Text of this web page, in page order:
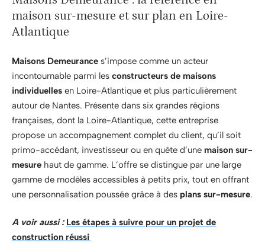
maison sur-mesure et sur plan en Loire-
Atlantique
Maisons Demeurance s’impose comme un acteur
incontournable parmi les constructeurs de maisons
individuelles en Loire-Atlantique et plus particulièrement
autour de Nantes. Présente dans six grandes régions
françaises, dont la Loire-Atlantique, cette entreprise
propose un accompagnement complet du client, qu’il soit
primo-accédant, investisseur ou en quête d’une maison sur-
mesure haut de gamme. L’offre se distingue par une large
gamme de modèles accessibles à petits prix, tout en offrant
une personnalisation poussée grâce à des plans sur-mesure.
A voir aussi : Les étapes à suivre pour un projet de
construction réussi